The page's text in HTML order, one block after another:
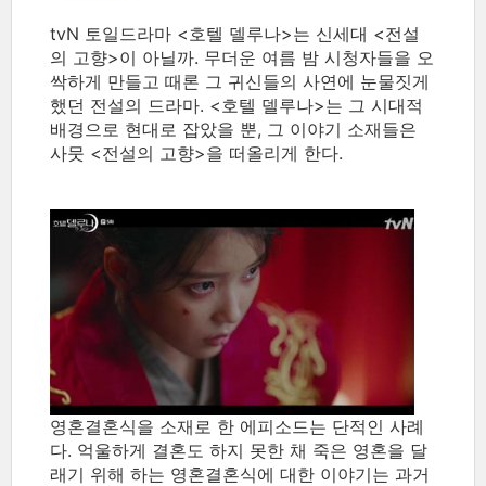
tvN 토일드라마 <호텔 델루나>는 신세대 <전설
의 고향>이 아닐까. 무더운 여름 밤 시청자들을 오
싹하게 만들고 때론 그 귀신들의 사연에 눈물짓게
했던 전설의 드라마. <호텔 델루나>는 그 시대적
배경으로 현대로 잡았을 뿐, 그 이야기 소재들은
사뭇 <전설의 고향>을 떠올리게 한다.
영혼결혼식을 소재로 한 에피소드는 단적인 사례
다. 억울하게 결혼도 하지 못한 채 죽은 영혼을 달
래기 위해 하는 영혼결혼식에 대한 이야기는 과거